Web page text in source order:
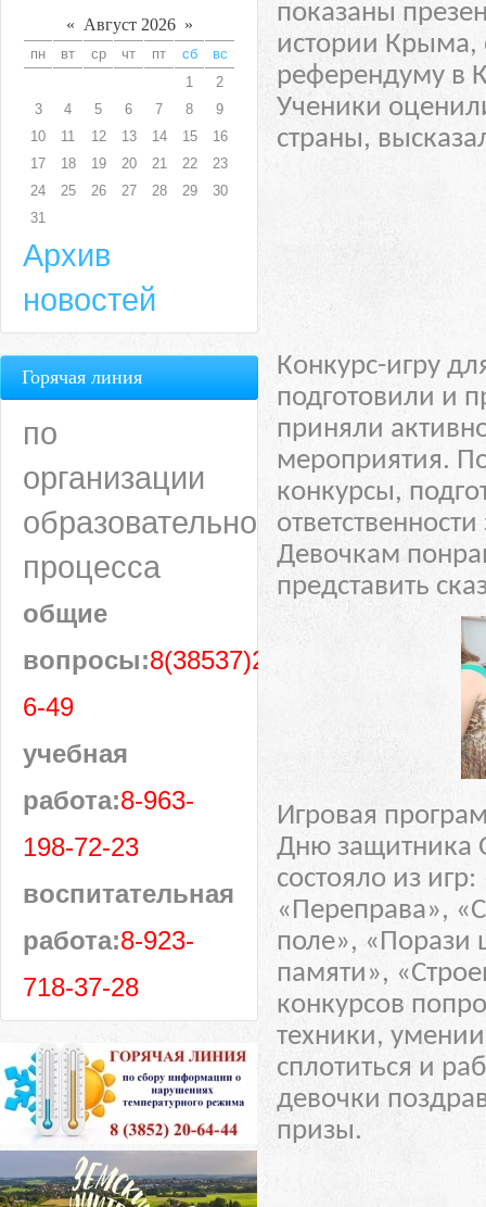
показаны
истории Крыма,
референдуму в
Ученики
страны,
Конкурс-игру
подготовили и
приняли
мероприятия.
конкурсы,
Девочкам
представить
Игровая
Дню защитника
состояло из
«Переправа»,
поле», «Порази
памяти»,
конкурсов
техники, умении
сплотиться и
девочки
призы.
« Август 2026 »
пн вт ср чт пт сб
вс
1
2
3
4 5 6 7 8
9
10
11 12 13 14 15
16
17
18 19 20 21 22
23
24
25 26 27 28 29
30
31
Архив
новостей
Горячая линия
по
организации
образовательного
процесса
общие
вопросы:8(38537)28-
6-49
учебная
работа:8-963-
198-72-23
воспитательная
работа:8-923-
718-37-28